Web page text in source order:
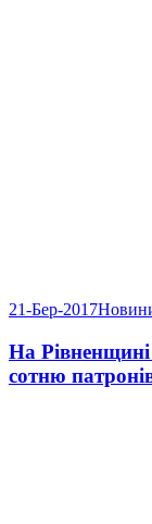
21-Бер-2017
На Рівненщині
сотню